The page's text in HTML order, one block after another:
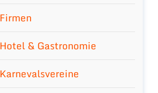
Firmen
Hotel & Gastronomie
Karnevalsvereine